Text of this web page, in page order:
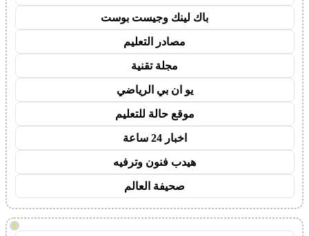
باك لينك وجيست بوست
مصادر التعليم
مجلة تقنية
يو ان بي الرياضي
موقع حالة للتعليم
اخبار 24 ساعة
هيدب فنون وترفيه
صحيفة العالم
!